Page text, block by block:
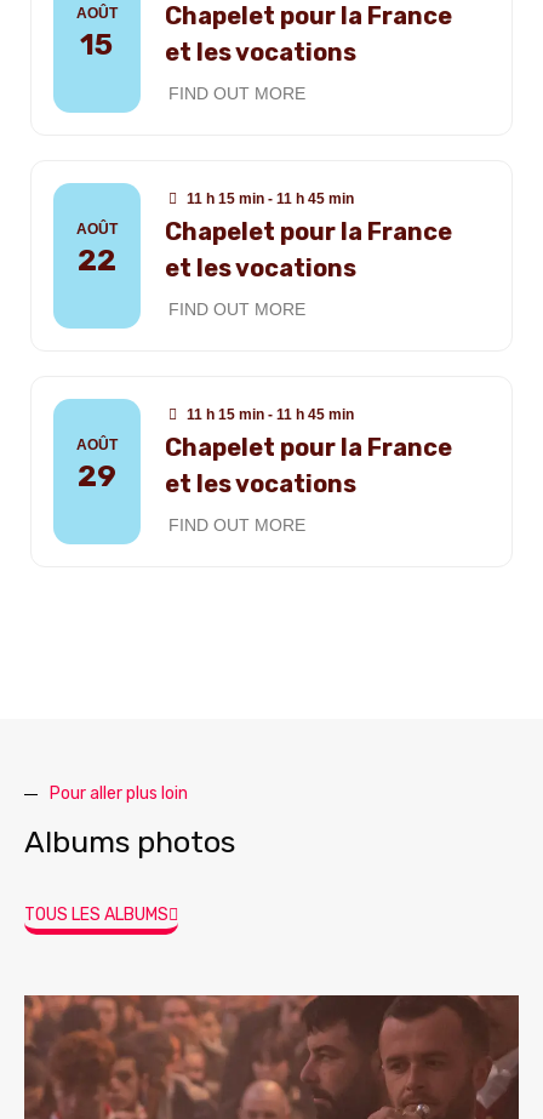
AOÛT
15
Chapelet pour la France
et les vocations
FIND OUT MORE
AOÛT
22
11 h 15 min - 11 h 45 min
Chapelet pour la France
et les vocations
FIND OUT MORE
AOÛT
29
11 h 15 min - 11 h 45 min
Chapelet pour la France
et les vocations
FIND OUT MORE
Pour aller plus loin
Albums photos
TOUS LES ALBUMS